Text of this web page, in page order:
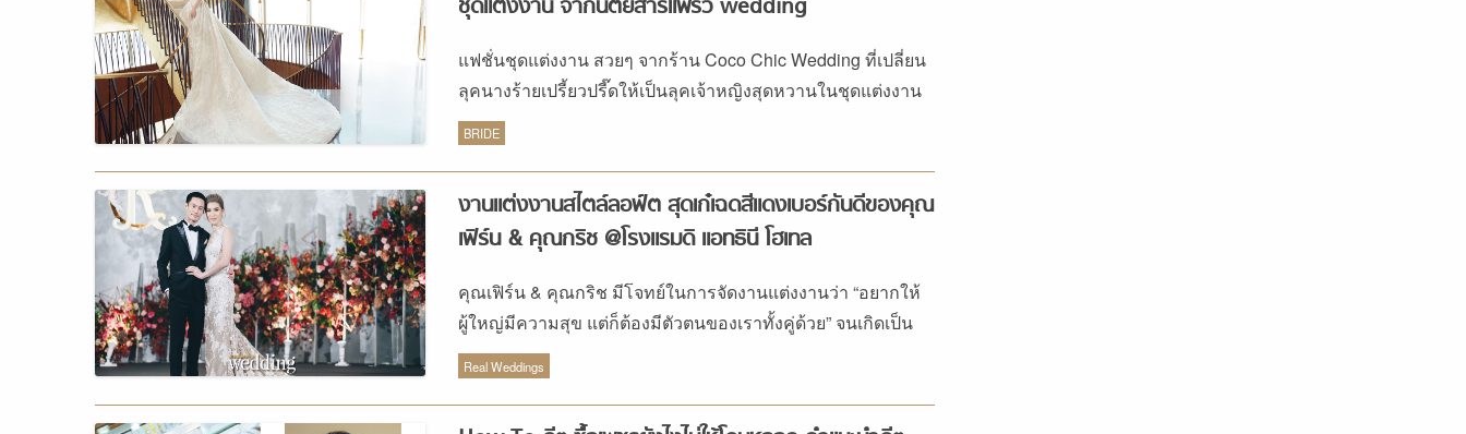
ชุดแต่งงาน จากนิตยสารแพรว wedding
แฟชั่นชุดแต่งงาน สวยๆ จากร้าน Coco Chic Wedding ที่เปลี่ยน
ลุคนางร้ายเปรี้ยวปรี๊ดให้เป็นลุคเจ้าหญิงสุดหวานในชุดแต่งงาน
หลากสไตล์
BRIDE
งานแต่งงานสไตล์ลอฟ์ต สุดเก๋เฉดสีแดงเบอร์กันดีของคุณ
เฟิร์น & คุณกริช @โรงแรมดิ แอทธินี โฮเทล
คุณเฟิร์น & คุณกริช มีโจทย์ในการจัดงานแต่งงานว่า “อยากให้
ผู้ใหญ่มีความสุข แต่ก็ต้องมีตัวตนของเราทั้งคู่ด้วย” จนเกิดเป็น
งานแต่งงานสไตล์ลอฟ์ต สุดเก๋ขึ้น
Real Weddings